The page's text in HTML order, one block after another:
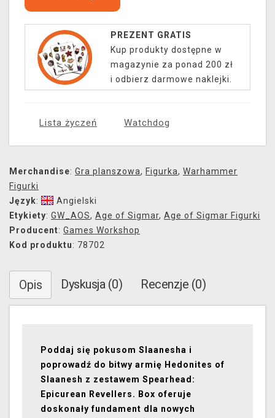
PREZENT GRATIS
Kup produkty dostępne w
magazynie za ponad 200 zł
i odbierz darmowe naklejki.
Lista życzeń Watchdog
Merchandise: Gra planszowa, Figurka, Warhammer
Figurki
Język:
Angielski
Etykiety: GW_AOS, Age of Sigmar, Age of Sigmar Figurki
Producent: Games Workshop
Kod produktu: 78702
Opis Dyskusja (0) Recenzje (0)
Poddaj się pokusom Slaanesha i
poprowadź do bitwy armię Hedonites of
Slaanesh z zestawem Spearhead:
Epicurean Revellers. Box oferuje
doskonały fundament dla nowych